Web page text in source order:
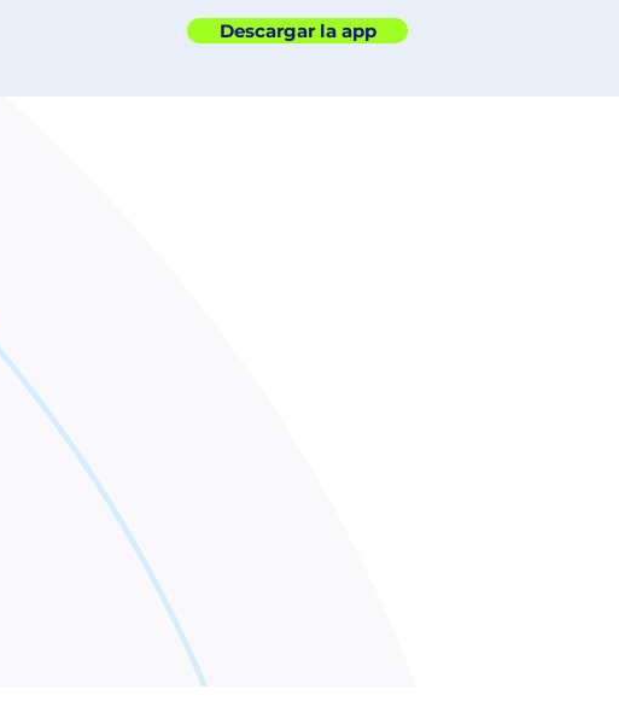
Descargar la app